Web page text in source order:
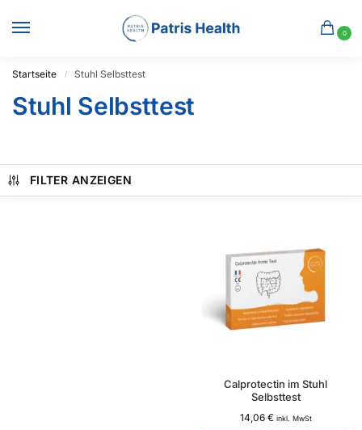
0
Startseite / Stuhl Selbsttest
Stuhl Selbsttest
FILTER ANZEIGEN
Calprotectin im Stuhl
Selbsttest
14,06 € inkl. MwSt